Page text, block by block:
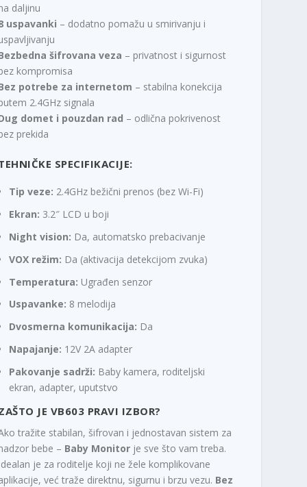
daljinu
uspavanki – dodatno pomažu u smirivanju i
šifrovana veza – privatnost i sigurnost
kompromisa
potrebe za internetom – stabilna konekcija
2.4GHz signala
domet i pouzdan rad – odlična pokrivenost
prekida
SPECIFIKACIJE:
Tip veze: 2.4GHz bežični prenos (bez Wi-Fi)
Ekran: 3.2″ LCD u boji
Night vision: Da, automatsko prebacivanje
VOX režim: Da (aktivacija detekcijom zvuka)
Temperatura: Ugrađen senzor
Uspavanke: 8 melodija
Dvosmerna komunikacija: Da
Napajanje: 12V 2A adapter
Pakovanje sadrži: Baby kamera, roditeljski
ekran, adapter, uputstvo
JE VB603 PRAVI IZBOR?
tražite stabilan, šifrovan i jednostavan sistem za
bebe – Baby Monitor je sve što vam treba.
je za roditelje koji ne žele komplikovane
već traže direktnu, sigurnu i brzu vezu. Bez